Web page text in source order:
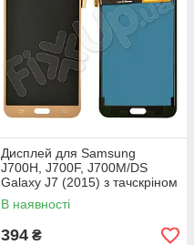
Дисплей для Samsung
J700H, J700F, J700M/DS
Galaxy J7 (2015) з тачскріном
в зборі, колір золотий, TFT c
В наявності
394 ₴